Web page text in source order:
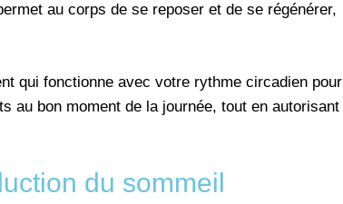
au corps de se reposer et de se régénérer,
qui fonctionne avec votre rythme circadien pour
au bon moment de la journée, tout en autorisant
du sommeil